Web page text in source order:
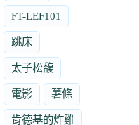
FT-LEF101
跳床
太子松馥
電影 薯條
肯德基的炸雞